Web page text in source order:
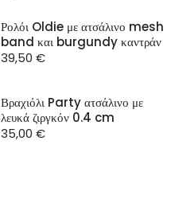
Ρολόι Oldie με ατσάλινο mesh
band και burgundy καντράν
39,50 €
Βραχιόλι Party ατσάλινο με
λευκά ζιργκόν 0.4 cm
35,00 €